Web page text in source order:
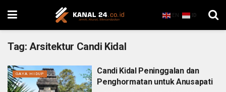
EN ID
Tag: Arsitektur Candi Kidal
GAYA HIDUP
Candi Kidal Peninggalan dan
Penghormatan untuk Anusapati